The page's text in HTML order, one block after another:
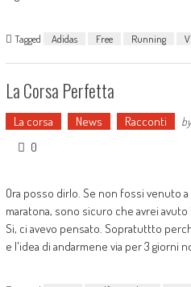
Tagged Adidas Free Running
La Corsa Perfetta
La corsa News Racconti
0
Ora posso dirlo. Se non fossi venuto a
maratona, sono sicuro che avrei
Si, ci avevo pensato. Sopratuttto
e l'idea di andarmene via per 3 giorni